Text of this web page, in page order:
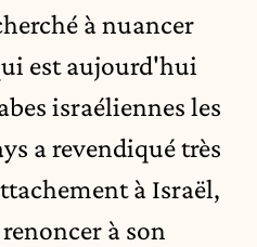
à nuancer
est aujourd'hui
israéliennes les
a revendiqué très
à Israël,
à son